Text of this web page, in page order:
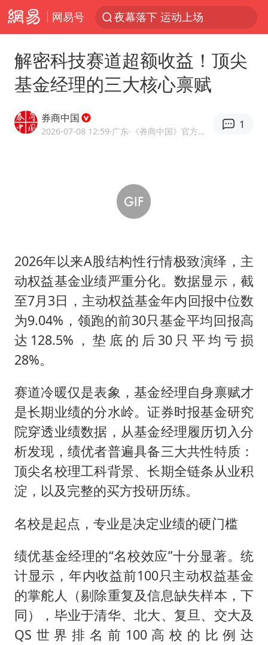
网易号
夜幕落下 运动上场
以军空袭黎南部真主党
台风白海豚逼近 暴雨大暴雨来袭
日本广岛民众举行游行反对政府行径
实探山东最热的“中国蔬菜之乡”
女子开一天一夜空调后二氧化碳中毒
中方：应维护南苏丹国家稳定
奋进开新局 实干挑大梁
解密科技赛道超额收益！顶尖
基金经理的三大核心禀赋
券商中国
2026-07-08 12:59·广东 ·《券商中国》官方网易号
1
2026年以来A股结构性行情极致演绎，主
动权益基金业绩严重分化。数据显示，截
至7月3日，主动权益基金年内回报中位数
为9.04%，领跑的前30只基金平均回报高
达128.5%，垫底的后30只平均亏损
28%。
赛道冷暖仅是表象，基金经理自身禀赋才
是长期业绩的分水岭。证券时报基金研究
院穿透业绩数据，从基金经理履历切入分
析发现，绩优者普遍具备三大共性特质：
顶尖名校理工科背景、长期全链条从业积
淀，以及完整的买方投研历练。
名校是起点，专业是决定业绩的硬门槛
绩优基金经理的“名校效应”十分显著。统
计显示，年内收益前100只主动权益基金
的掌舵人（剔除重复及信息缺失样本，下
同），毕业于清华、北大、复旦、交大及
QS世界排名前100高校的比例达